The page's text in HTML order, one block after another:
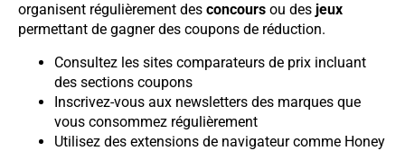
organisent régulièrement des concours ou des jeux
permettant de gagner des coupons de réduction.
Consultez les sites comparateurs de prix incluant
des sections coupons
Inscrivez-vous aux newsletters des marques que
vous consommez régulièrement
Utilisez des extensions de navigateur comme Honey